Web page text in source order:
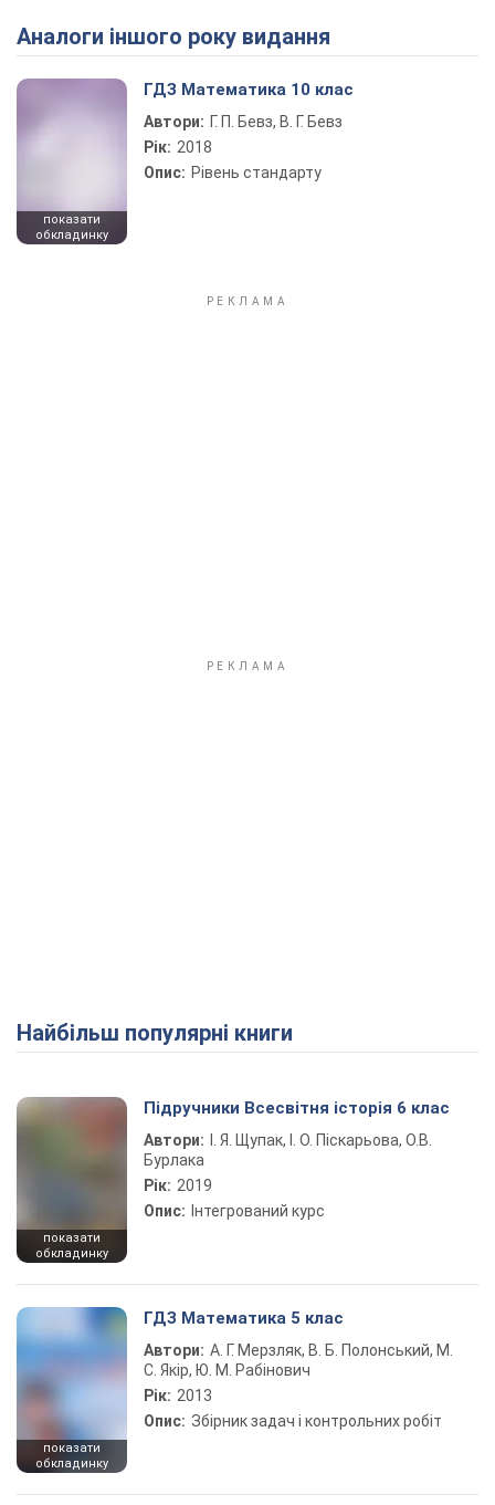
Play Video
Аналоги іншого року видання
показати
обкладинку
ГДЗ Математика 10 клас
Автори: Г. П. Бевз, В. Г. Бевз
Рік: 2018
Опис: Рівень стандарту
Найбільш популярні книги
показати
обкладинку
Підручники Всесвітня історія 6 клас
Автори:
І. Я. Щупак, І. О. Піскарьова, О.В.
Бурлака
Рік: 2019
Опис: Інтегрований курс
показати
обкладинку
ГДЗ Математика 5 клас
Автори: А. Г. Мерзляк, В. Б. Полонський, М.
С. Якір, Ю. М. Рабінович
Рік: 2013
Опис: Збірник задач і контрольних робіт